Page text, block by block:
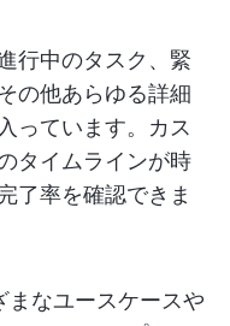
行中のタスク、緊
の他あらゆる詳細
っています。カス
タイムラインが時
了率を確認できま
なユースケースや